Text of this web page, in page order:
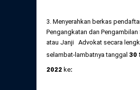
3. Menyerahkan berkas
Pengangkatan dan Pengambilan
atau Janji Advokat secara
selambat-lambatnya tanggal 30
2022 ke: